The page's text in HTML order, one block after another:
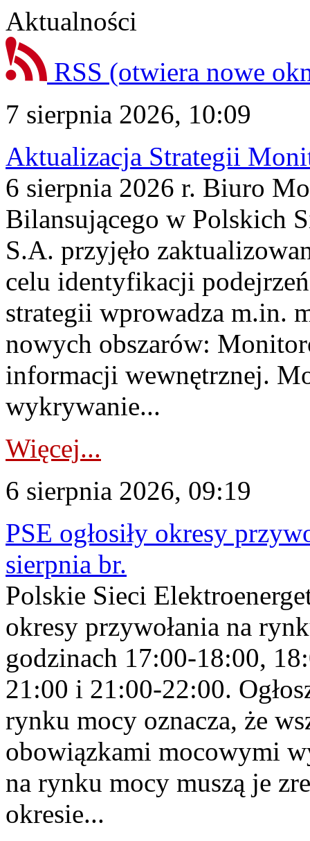
Aktualności
RSS (otwiera nowe
7 sierpnia 2026, 10:09
Aktualizacja Strategii
6 sierpnia 2026 r. Biuro
Bilansującego w Polskich
S.A. przyjęło
celu identyfikacji
strategii wprowadza m.in.
nowych obszarów:
informacji wewnętrznej.
wykrywanie...
Więcej...
6 sierpnia 2026, 09:19
PSE ogłosiły okresy
sierpnia br.
Polskie Sieci
okresy przywołania na
godzinach 17:00-18:00,
21:00 i 21:00-22:00.
rynku mocy oznacza, że
obowiązkami mocowymi
na rynku mocy muszą je
okresie...